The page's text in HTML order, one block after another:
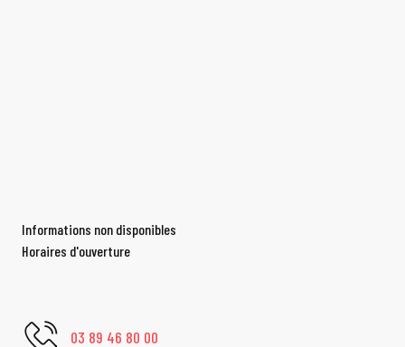
Informations non disponibles
Horaires d'ouverture
03 89 46 80 00